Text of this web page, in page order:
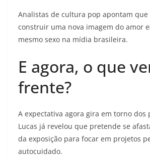
Analistas de cultura pop apontam que
construir uma nova imagem do amor
mesmo sexo na mídia brasileira.
E agora, o que
frente?
A expectativa agora gira em torno dos
Lucas já revelou que pretende se
da exposição para focar em projetos
autocuidado.